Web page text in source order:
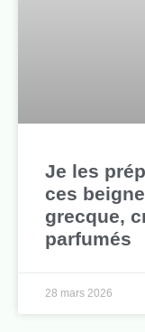
Je les
ces
grecque,
parfumés
28 mars 2026